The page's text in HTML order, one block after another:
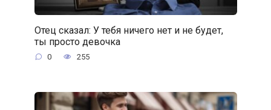
Отец сказал: У тебя ничего нет и не будет,
ты просто девочка
0 255